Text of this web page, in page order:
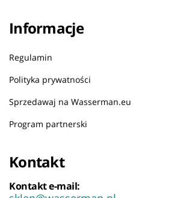
Informacje
Regulamin
Polityka prywatności
Sprzedawaj na Wasserman.eu
Program partnerski
Kontakt
Kontakt e-mail: